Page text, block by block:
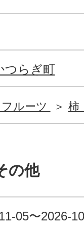
つらぎ町
ルーツ 柿
の他
05〜2026-